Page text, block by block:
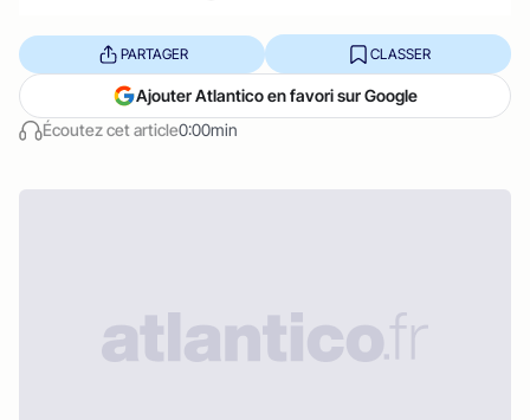
Écoutez cet article0:00min
PARTAGER CLASSER
Ajouter Atlantico en favori sur Google